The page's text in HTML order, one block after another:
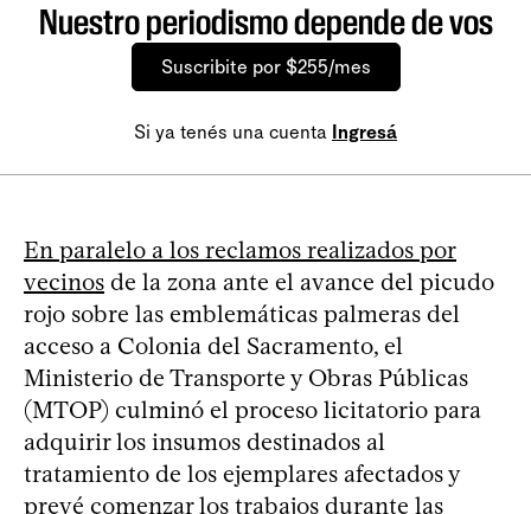
Nuestro periodismo depende de vos
Suscribite por $255/mes
Si ya tenés una cuenta Ingresá
En paralelo a los reclamos realizados por
vecinos de la zona ante el avance del picudo
rojo sobre las emblemáticas palmeras del
acceso a Colonia del Sacramento, el
Ministerio de Transporte y Obras Públicas
(MTOP) culminó el proceso licitatorio para
adquirir los insumos destinados al
tratamiento de los ejemplares afectados y
prevé comenzar los trabajos durante las